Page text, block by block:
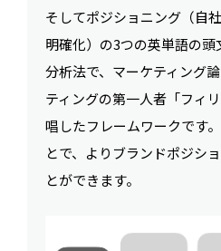
そしてポジショニング（自
明確化）の3つの英単語の
分析法で、マーケティング
ティングの第一人者「フィ
唱したフレームワークです
とで、よりブランドポジシ
とができます。